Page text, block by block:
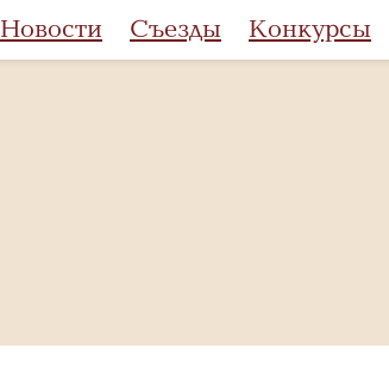
Новости Съезды Конкурсы